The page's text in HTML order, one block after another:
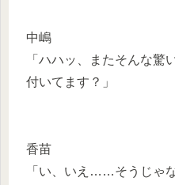
中嶋
「ハハッ、またそんな驚
付いてます？」
香苗
「い、いえ……そうじゃ